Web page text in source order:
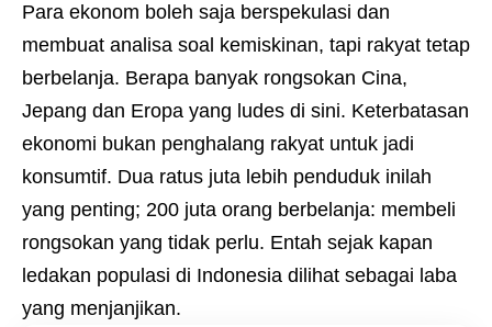
Para ekonom boleh saja berspekulasi dan
membuat analisa soal kemiskinan, tapi rakyat tetap
berbelanja. Berapa banyak rongsokan Cina,
Jepang dan Eropa yang ludes di sini. Keterbatasan
ekonomi bukan penghalang rakyat untuk jadi
konsumtif. Dua ratus juta lebih penduduk inilah
yang penting; 200 juta orang berbelanja: membeli
rongsokan yang tidak perlu. Entah sejak kapan
ledakan populasi di Indonesia dilihat sebagai laba
yang menjanjikan.